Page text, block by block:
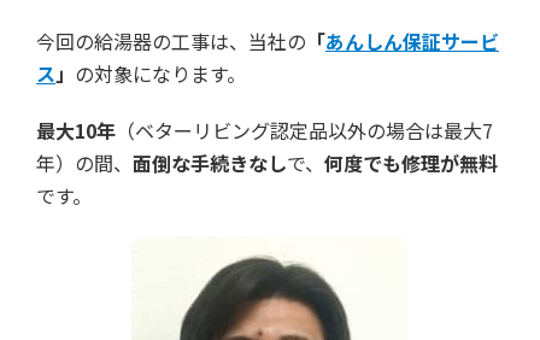
今回の給湯器の工事は、当社の 「あんしん保証サービ
ス」 の対象になります。
最大10年 （ベターリビング認定品以外の場合は最大7
年）の間、 面倒な手続きなしで、 何度でも修理が無料
です。